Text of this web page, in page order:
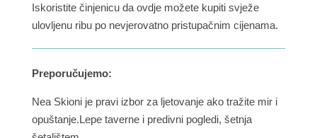
Iskoristite činjenicu da ovdje možete kupiti svježe
ulovljenu ribu po nevjerovatno pristupačnim cijenama.
Preporučujemo:
Nea Skioni je pravi izbor za ljetovanje ako tražite mir i
opuštanje.Lepe taverne i predivni pogledi, šetnja